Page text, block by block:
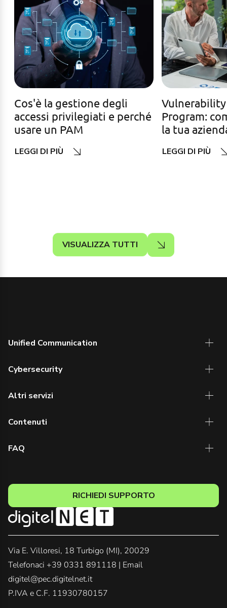
Cos'è la gestione degli
accessi privilegiati e perché
usare un PAM
LEGGI DI PIÙ
Program:
la tua
LEGGI DI PIÙ
VISUALIZZA TUTTI
Unified Communication
Cybersecurity
Altri servizi
Contenuti
FAQ
RICHIEDI SUPPORTO
Via E. Villoresi, 18 Turbigo (MI), 20029
Telefonaci +39 0331 891118 | Email
digitel@pec.digitelnet.it
P.IVA e C.F. 11930780157